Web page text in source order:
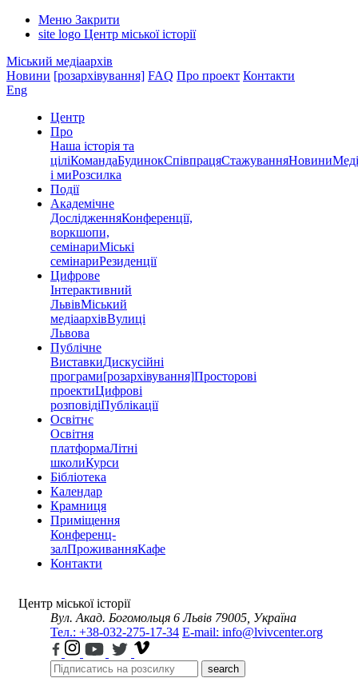
Меню Закрити
site logo Центр міської історії
Міський медіаархів
Новини [розархівування] FAQ Про проект Контакти
Eng
Центр
Про
Наша історія та
ціліКомандаБудинокСпівпрацяСтажуванняНовини
і миРозсилка
Події
Академічне
ДослідженняКонференції,
воркшопи,
семінариМіські
семінариРезиденції
Цифрове
Інтерактивний
ЛьвівМіський
медіаархівВулиці
Львова
Публічне
ВиставкиДискусійні
програми[розархівування]Просторові
проектиЦифрові
розповідіПублікації
Освітнє
Освітня
платформаЛітні
школиКурси
Бібліотека
Календар
Крамниця
Приміщення
Конференц-
залПроживанняКафе
Контакти
Центр міської історії
Вул. Акад. Богомольця 6 Львів 79005, Україна
Тел.: +38-032-275-17-34 E-mail: info@lvivcenter.org
search